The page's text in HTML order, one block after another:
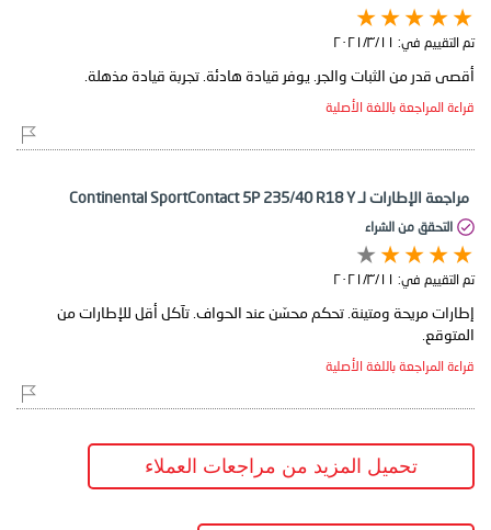
تم التقييم في: ١١‏/٣‏/٢٠٢١
أقصى قدر من الثبات والجر. يوفر قيادة هادئة. تجربة قيادة مذهلة.
قراءة المراجعة باللغة الأصلية
مراجعة الإطارات لـ Continental SportContact 5P 235/40 R18 Y
التحقق من الشراء
تم التقييم في: ١١‏/٣‏/٢٠٢١
إطارات مريحة ومتينة. تحكم محسّن عند الحواف. تآكل أقل للإطارات من
المتوقع.
قراءة المراجعة باللغة الأصلية
تحميل المزيد من مراجعات العملاء